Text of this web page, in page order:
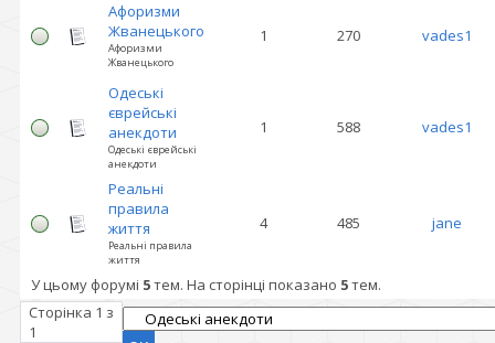
Афоризми
Жванецького
Афоризми
Жванецького
1 270 vades1
Одеські
єврейські
анекдоти
Одеські єврейські
анекдоти
1 588 vades1
Реальні
правила
життя
Реальні правила
життя
4 485 jane
У цьому форумі 5тем. На сторінці показано 5тем.
Сторінка 1 з
1